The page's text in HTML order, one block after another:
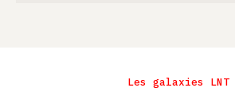
Les galaxies LNT